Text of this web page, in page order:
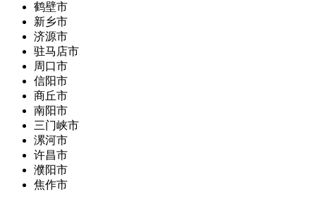
鹤壁市
新乡市
济源市
驻马店市
周口市
信阳市
商丘市
南阳市
三门峡市
漯河市
许昌市
濮阳市
焦作市